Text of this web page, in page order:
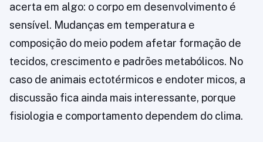
acerta em algo: o corpo em desenvolvimento é
sensível. Mudanças em temperatura e
composição do meio podem afetar formação de
tecidos, crescimento e padrões metabólicos. No
caso de animais ectotérmicos e endoter micos, a
discussão fica ainda mais interessante, porque
fisiologia e comportamento dependem do clima.